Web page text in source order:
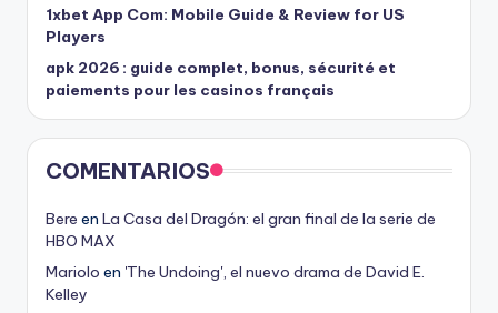
1xbet App Com: Mobile Guide & Review for US
Players
apk 2026 : guide complet, bonus, sécurité et
paiements pour les casinos français
COMENTARIOS
Bere en La Casa del Dragón: el gran final de la serie de
HBO MAX
Mariolo en 'The Undoing', el nuevo drama de David E.
Kelley